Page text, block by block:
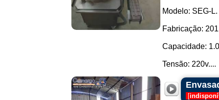
Modelo: SEG-L.
Fabricação:
Capacidade:
Tensão: 220v....
[